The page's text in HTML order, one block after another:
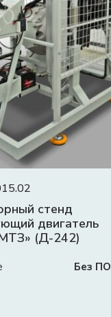
стенд
двигатель
(Д-242)
Без ПО